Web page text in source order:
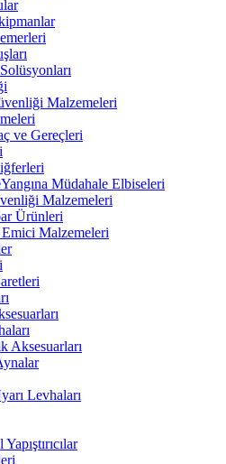
Malzemeleri
ve Gereçleri
Müdahale Elbiseleri
Malzemeleri
Ürünleri
Malzemeleri
Aksesuarları
Levhaları